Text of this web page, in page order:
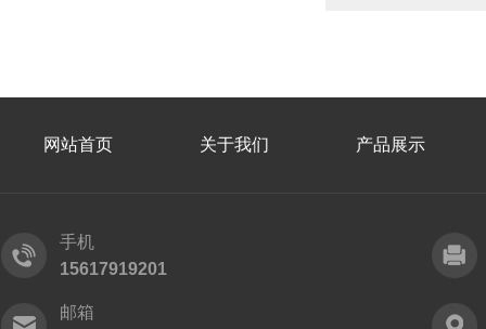
网站首页 关于我们 产品展示
手机
15617919201
邮箱